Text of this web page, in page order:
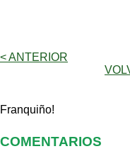
< ANTERIOR
Franquiño!
COMENTARIOS